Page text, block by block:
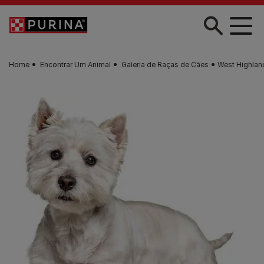
Skip to main content
Home Encontrar Um Animal Galeria de Raças de Cães West